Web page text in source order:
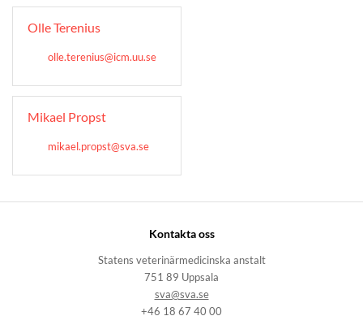
Olle Terenius
olle.terenius@icm.uu.se
Mikael Propst
mikael.propst@sva.se
Kontakta oss
Statens veterinärmedicinska anstalt
751 89 Uppsala
sva@sva.se
+46 18 67 40 00